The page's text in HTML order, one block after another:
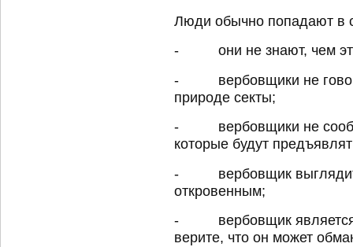
Люди обычно попадают в
- они не знают, чем эта
- вербовщики не
природе секты;
- вербовщики не
которые будут
- вербовщик выглядит
откровенным;
- вербовщик является
верите, что он может